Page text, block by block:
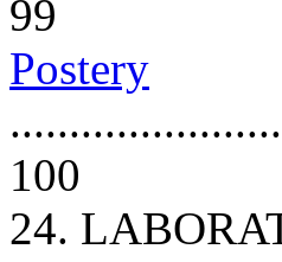
99
Postery
100
24.